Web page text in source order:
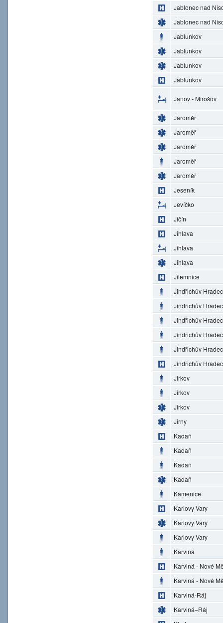
Jablonec nad
Jablonec nad
Jablunkov
Jablunkov
Jablunkov
Jablunkov
Janov - Mirošov
Jaroměř
Jaroměř
Jaroměř
Jaroměř
Jaroměř
Jeseník
Jevíčko
Jičín
Jihlava
Jihlava
Jihlava
Jilemnice
Jindřichův Hradec
Jindřichův Hradec
Jindřichův Hradec
Jindřichův Hradec
Jindřichův Hradec
Jindřichův Hradec
Jirkov
Jirkov
Jirkov
Jirny
Kadaň
Kadaň
Kadaň
Kadaň
Kamenice
Karlovy Vary
Karlovy Vary
Karlovy Vary
Karviná
Karviná - Nové
Karviná - Nové
Karviná-Ráj
Karviná–Ráj